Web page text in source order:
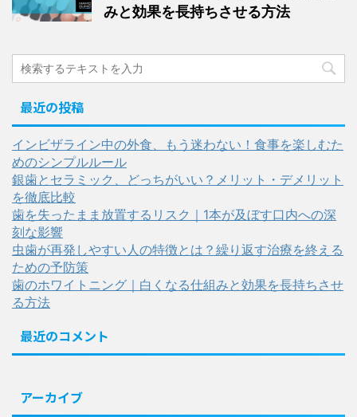
みと効果を長持ちさせる方法
最近の投稿
インビザライン中の外食、もう迷わない！食事を楽しむた
めのシンプルルール
銀歯とセラミック、どっちがいい？メリット・デメリット
を徹底比較
歯を失ったまま放置するリスク｜1本が及ぼす口内への深
刻な影響
虫歯が再発しやすい人の特徴とは？繰り返す治療を終える
ための予防策
歯のホワイトニング｜白くなる仕組みと効果を長持ちさせ
る方法
最近のコメント
アーカイブ